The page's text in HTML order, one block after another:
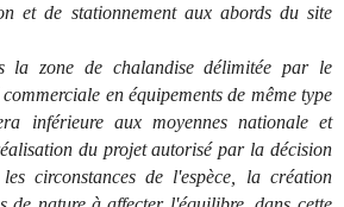
et de stationnement aux abords du site
la zone de chalandise délimitée par le
en équipements de même type
inférieure aux moyennes nationale et
du projet autorisé par la décision
circonstances de l'espèce, la création